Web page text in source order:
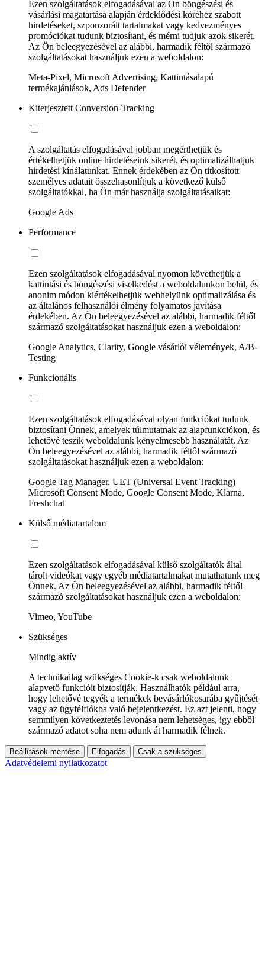
Ezen szolgáltatások elfogadásával az Ön böngészési és
vásárlási magatartása alapján érdeklődési köréhez szabott
hirdetéseket, szponzorált tartalmakat vagy kedvezményes
promóciókat tudunk biztosítani, és mérni tudjuk azok sikerét.
Az Ön beleegyezésével az alábbi, harmadik féltől származó
szolgáltatásokat használjuk ezen a weboldalon:
Meta-Pixel, Microsoft Advertising, Kattintásalapú
termékajánlások, Ads Defender
Kiterjesztett Conversion-Tracking
A szolgáltatás elfogadásával jobban megérthetjük és
értékelhetjük online hirdetéseink sikerét, és optimalizálhatjuk
hirdetési kínálatunkat. Ennek érdekében az Ön titkosított
személyes adatait összehasonlítjuk a következő külső
szolgáltatókkal, ha Ön már használja szolgáltatásaikat:
Google Ads
Performance
Ezen szolgáltatások elfogadásával nyomon követhetjük a
kattintási és böngészési viselkedést a weboldalunkon belül, és
anonim módon kiértékelhetjük webhelyünk optimalizálása és
az általános felhasználói élmény folyamatos javítása
érdekében. Az Ön beleegyezésével az alábbi, harmadik féltől
származó szolgáltatásokat használjuk ezen a weboldalon:
Google Analytics, Clarity, Google vásárlói vélemények, A/B-
Testing
Funkcionális
Ezen szolgáltatások elfogadásával olyan funkciókat tudunk
biztosítani Önnek, amelyek túlmutatnak az alapfunkciókon, és
lehetővé teszik weboldalunk kényelmesebb használatát. Az
Ön beleegyezésével az alábbi, harmadik féltől származó
szolgáltatásokat használjuk ezen a weboldalon:
Google Tag Manager, UET (Universal Event Tracking)
Microsoft Consent Mode, Google Consent Mode, Klarna,
Freshchat
Külső médiatartalom
Ezen szolgáltatások elfogadásával külső szolgáltatók által
tárolt videókat vagy egyéb médiatartalmakat mutathatunk meg
Önnek. Az Ön beleegyezésével az alábbi, harmadik féltől
származó szolgáltatásokat használjuk ezen a weboldalon:
Vimeo, YouTube
Szükséges
Mindig aktív
A technikailag szükséges Cookie-k csak weboldalunk
alapvető funkcióit biztosítják. Használhatók például arra,
hogy lehetővé tegyék a termékek bevásárlókosarába gyűjtését
vagy az ügyfélfiókba való bejelentkezést. Ez azt jelenti, hogy
semmilyen következtetés levonása nem lehetséges, így ebből
származó adatot soha nem adunk át harmadik félnek.
Beállítások mentése Elfogadás Csak a szükséges
Adatvédelemi nyilatkozatot